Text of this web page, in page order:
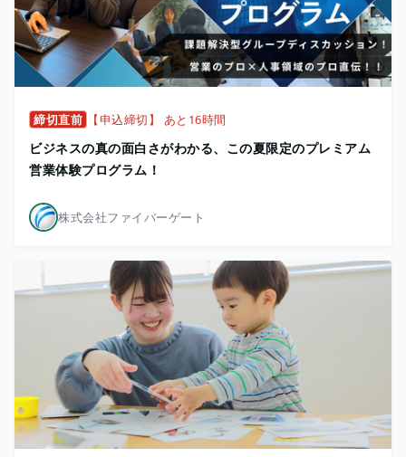
締切直前 【申込締切】 あと16時間
ビジネスの真の面白さがわかる、この夏限定のプレミアム
営業体験プログラム！
株式会社ファイバーゲート